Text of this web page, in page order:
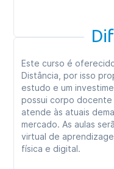
Este curso é
Distância, por isso
estudo e um
possui corpo docente
atende às atuais
mercado. As aulas
virtual de
física e digital.